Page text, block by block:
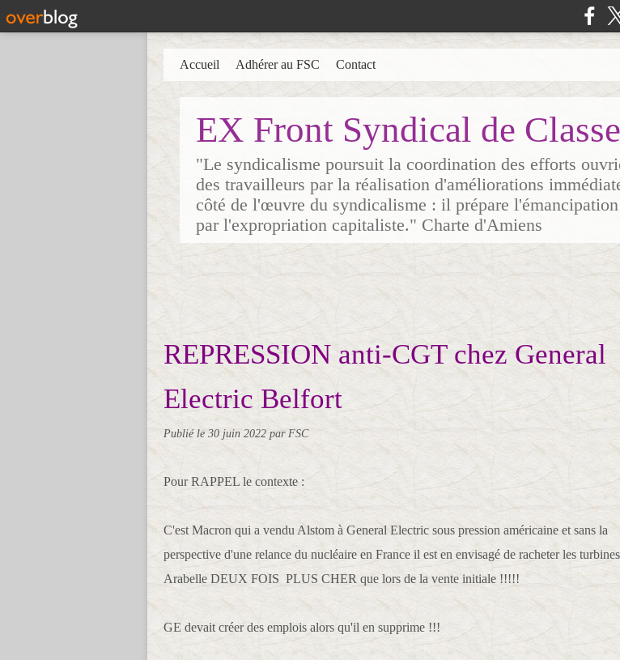
EX Front Syndical de Classe
"Le syndicalisme poursuit la coordination des efforts
des travailleurs par la réalisation d'améliorations
côté de l'œuvre du syndicalisme : il prépare
par l'expropriation capitaliste." Charte d'Amiens
Accueil Adhérer au FSC Contact
REPRESSION anti-CGT chez General
Electric Belfort
Publié le 30 juin 2022 par FSC
Pour RAPPEL le contexte :
C'est Macron qui a vendu Alstom à General Electric sous pression américaine et sans la
perspective d'une relance du nucléaire en France il est en envisagé de racheter les turbines
Arabelle DEUX FOIS PLUS CHER que lors de la vente initiale !!!!!
GE devait créer des emplois alors qu'il en supprime !!!